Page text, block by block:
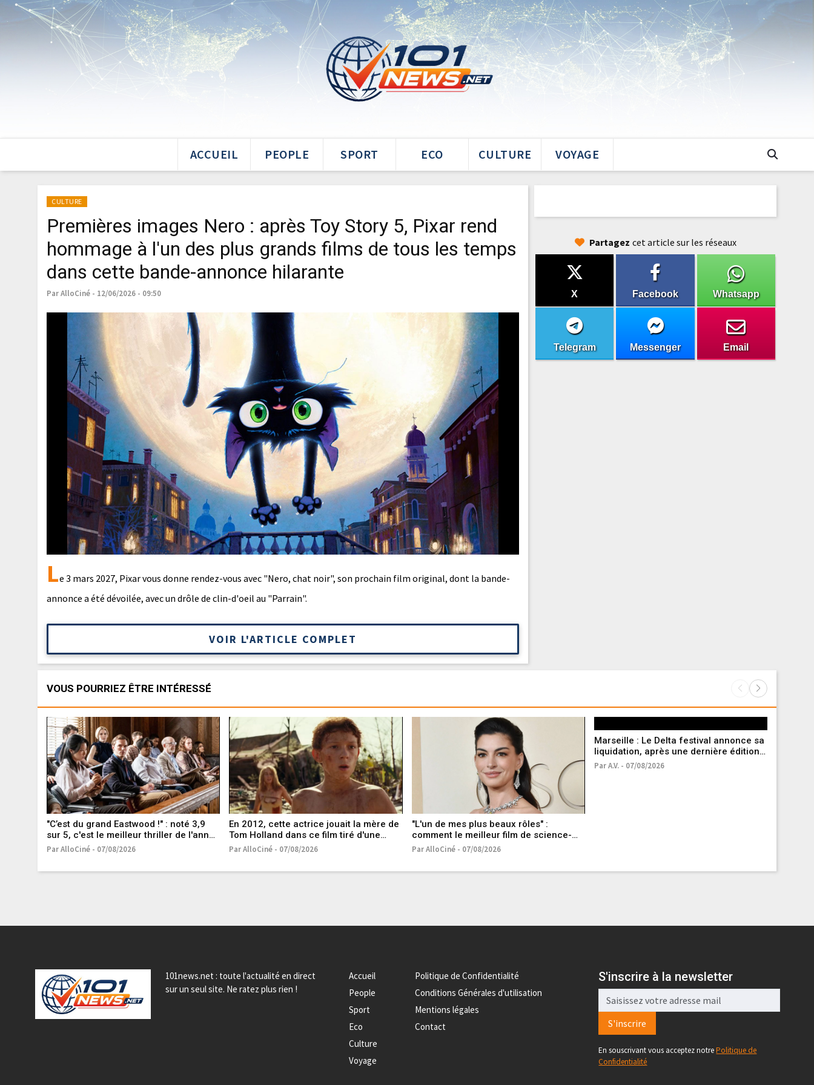
ACCUEIL PEOPLE SPORT ECO CULTURE VOYAGE
CULTURE
Premières images Nero : après Toy Story 5, Pixar rend
hommage à l'un des plus grands films de tous les temps
dans cette bande-annonce hilarante
Par AlloCiné - 12/06/2026 - 09:50
Le 3 mars 2027, Pixar vous donne rendez-vous avec "Nero, chat noir", son prochain film original, dont la bande-
annonce a été dévoilée, avec un drôle de clin-d'oeil au "Parrain".
VOIR L'ARTICLE COMPLET
Partagez cet article sur les réseaux
X Facebook Whatsapp
Telegram Messenger Email
VOUS POURRIEZ ÊTRE INTÉRESSÉ
"C’est du grand Eastwood !" : noté 3,9
sur 5, c'est le meilleur thriller de l'année
2024 et il est porté par un casting de
Par AlloCiné - 07/08/2026
En 2012, cette actrice jouait la mère de
Tom Holland dans ce film tiré d'une
histoire vraie : 14 ans après, elle se
cache dans Spider-Man Brand New Day
Par AlloCiné - 07/08/2026
"L'un de mes plus beaux rôles" :
comment le meilleur film de science-
fiction de tous les temps a sauvé la
carrière d'Anne Hathaway
Par AlloCiné - 07/08/2026
Marseille : Le Delta festival annonce sa
liquidation, après une dernière édition à
scandale
Par A.V. - 07/08/2026
101news.net : toute l'actualité en direct
sur un seul site. Ne ratez plus rien !
Accueil
People
Sport
Eco
Culture
Voyage
Politique de Confidentialité
Conditions Générales d'utilisation
Mentions légales
Contact
S'inscrire à la newsletter
S'inscrire
En souscrivant vous acceptez notrePolitique de
Confidentialité